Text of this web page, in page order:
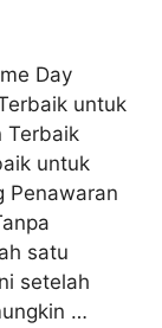
Day
untuk
Terbaik
untuk
Penawaran
satu
setelah
…